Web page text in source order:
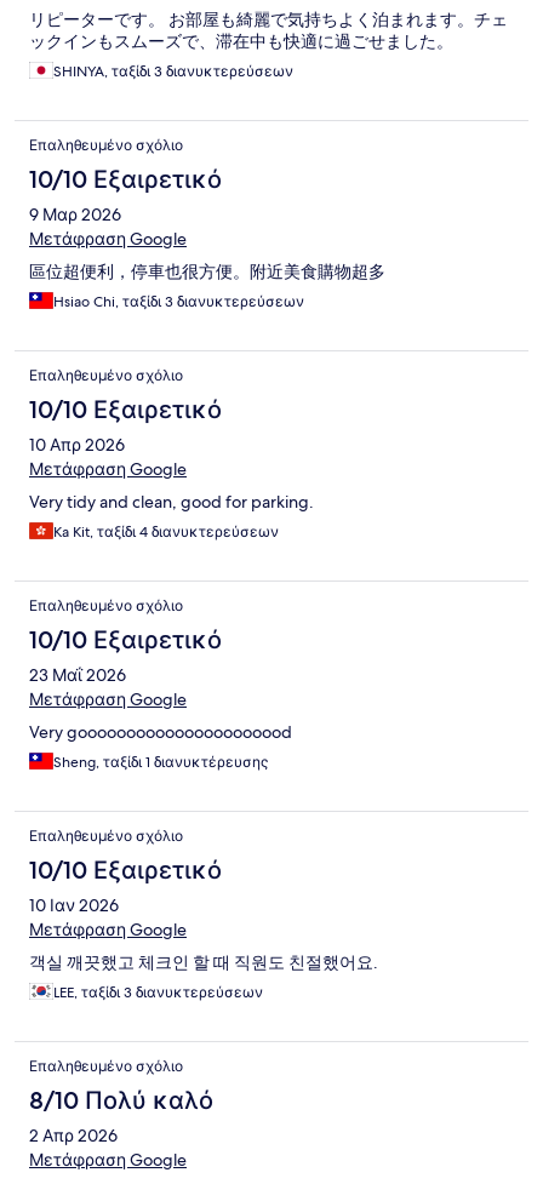
リピーターです。 お部屋も綺麗で気持ちよく泊まれます。チェ
ックインもスムーズで、滞在中も快適に過ごせました。
SHINYA, ταξίδι 3 διανυκτερεύσεων
Επαληθευμένο σχόλιο
10/10 Εξαιρετικό
9 Μαρ 2026
Μετάφραση Google
區位超便利，停車也很方便。附近美食購物超多
Hsiao Chi, ταξίδι 3 διανυκτερεύσεων
Επαληθευμένο σχόλιο
10/10 Εξαιρετικό
10 Απρ 2026
Μετάφραση Google
Very tidy and clean, good for parking.
Ka Kit, ταξίδι 4 διανυκτερεύσεων
Επαληθευμένο σχόλιο
10/10 Εξαιρετικό
23 Μαΐ 2026
Μετάφραση Google
Very goooooooooooooooooooood
Sheng, ταξίδι 1 διανυκτέρευσης
Επαληθευμένο σχόλιο
10/10 Εξαιρετικό
10 Ιαν 2026
Μετάφραση Google
객실 깨끗했고 체크인 할 때 직원도 친절했어요.
LEE, ταξίδι 3 διανυκτερεύσεων
Επαληθευμένο σχόλιο
8/10 Πολύ καλό
2 Απρ 2026
Μετάφραση Google